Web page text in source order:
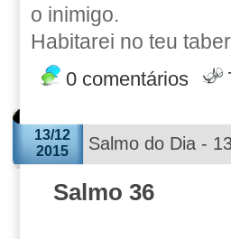
o inimigo.
Habitarei no teu
0 comentários
13/12
2015
Salmo do Dia -
Salmo 36